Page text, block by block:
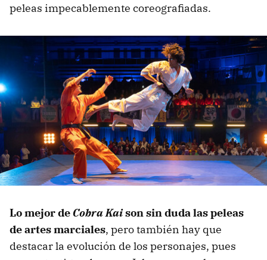
peleas impecablemente coreografiadas.
Lo mejor deCobra Kaison sin duda las peleas
de artes marciales, pero también hay que
destacar la evolución de los personajes, pues